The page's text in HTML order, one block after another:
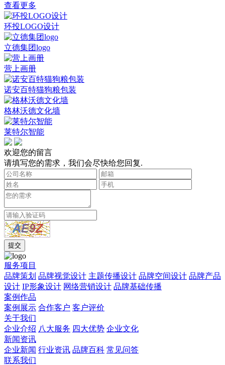
查看更多
环投LOGO设计
立德集团logo
营上画册
诺安百特猫狗粮包装
格林沃德文化墙
莱特尔智能
欢迎您的留言
请填写您的需求，我们会尽快给您回复.
服务项目
品牌策划 品牌视觉设计 主题传播设计 品牌空间设计 品牌产品
设计 IP形象设计 网络营销设计 品牌基础传播
案例作品
案例展示 合作客户 客户评价
关于我们
企业介绍 八大服务 四大优势 企业文化
新闻资讯
企业新闻 行业资讯 品牌百科 常见问答
联系我们